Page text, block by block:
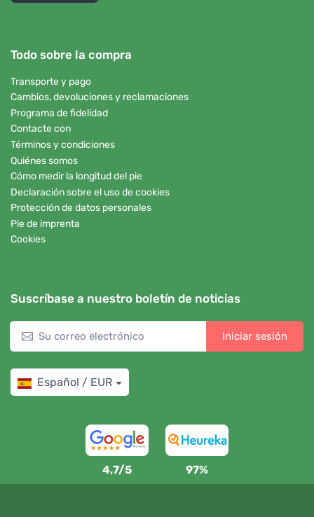
Todo sobre la compra
Transporte y pago
Cambios, devoluciones y reclamaciones
Programa de fidelidad
Contacte con
Términos y condiciones
Quiénes somos
Cómo medir la longitud del pie
Declaración sobre el uso de cookies
Protección de datos personales
Pie de imprenta
Cookies
Suscríbase a nuestro boletín de noticias
Iniciar sesión
Español / EUR
4,7/5 97%